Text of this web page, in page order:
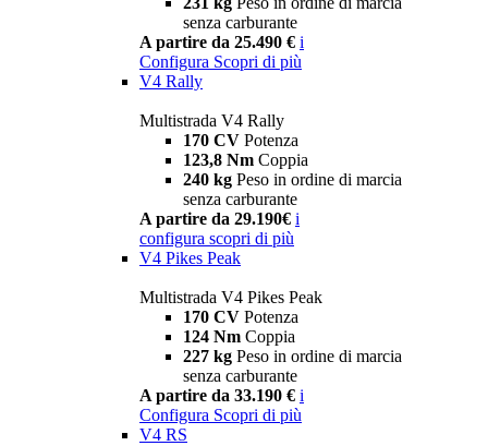
senza carburante
A partire da 25.490 € i
Configura Scopri di più
V4 Rally
Multistrada V4 Rally
170 CV Potenza
123,8 Nm Coppia
240 kg Peso in ordine di marcia
senza carburante
A partire da 29.190€ i
configura scopri di più
V4 Pikes Peak
Multistrada V4 Pikes Peak
170 CV Potenza
124 Nm Coppia
227 kg Peso in ordine di marcia
senza carburante
A partire da 33.190 € i
Configura Scopri di più
V4 RS